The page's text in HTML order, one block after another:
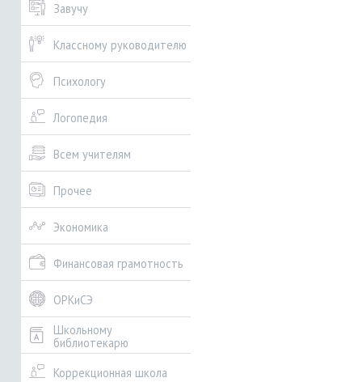
Завучу
Классному руководителю
Психологу
Логопедия
Всем учителям
Прочее
Экономика
Финансовая грамотность
ОРКиСЭ
Школьному
библиотекарю
Коррекционная школа